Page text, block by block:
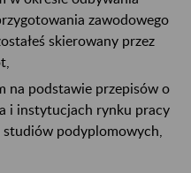
zawodowego
skierowany przez
na podstawie przepisów o
i instytucjach rynku pracy
podyplomowych,